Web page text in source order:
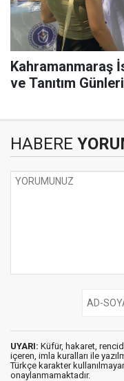
Kahramanmaraş
ve Tanıtım
HABERE
UYARI: Küfür, hakaret,
içeren, imla kuralları ile
Türkçe karakter
onaylanmamaktadır.